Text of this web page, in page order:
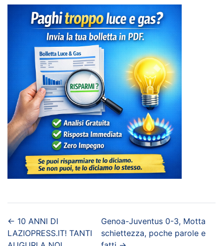
← 10 ANNI DI
LAZIOPRESS.IT! TANTI
Genoa-Juventus 0-3, Motta
schiettezza, poche parole e